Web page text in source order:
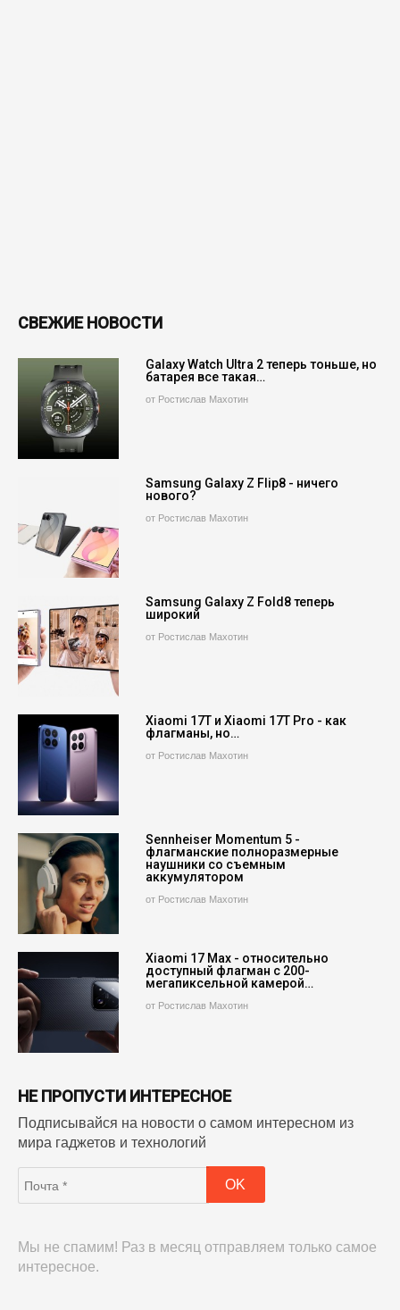
СВЕЖИЕ НОВОСТИ
Galaxy Watch Ultra 2 теперь тоньше, но
батарея все такая…
от Ростислав Махотин
Samsung Galaxy Z Flip8 - ничего
нового?
от Ростислав Махотин
Samsung Galaxy Z Fold8 теперь
широкий
от Ростислав Махотин
Xiaomi 17T и Xiaomi 17T Pro - как
флагманы, но…
от Ростислав Махотин
Sennheiser Momentum 5 -
флагманские полноразмерные
наушники со съемным
аккумулятором
от Ростислав Махотин
Xiaomi 17 Max - относительно
доступный флагман с 200-
мегапиксельной камерой…
от Ростислав Махотин
НЕ ПРОПУСТИ ИНТЕРЕСНОЕ
Подписывайся на новости о самом интересном из
мира гаджетов и технологий
Мы не спамим! Раз в месяц отправляем только самое
интересное.